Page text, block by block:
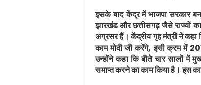
इसके बाद केंद्र में भाजपा सरकार
झारखंड और छत्तीसगढ़ जैसे राज्यों
अग्रसर हैं। केंद्रीय गृह मंत्री ने कहा
काम मोदी जी करेंगे, इसी क्रम में
उन्होंने कहा कि बीते चार सालों में
समाप्त करने का काम किया है। इस